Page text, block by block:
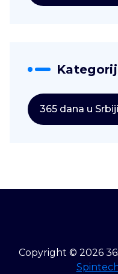
365 dana u Srbiji
Copyright © 2026